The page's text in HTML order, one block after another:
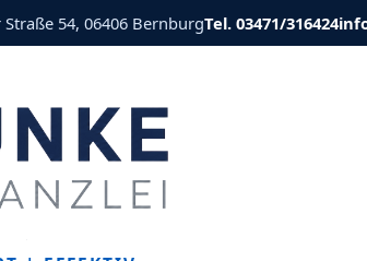
54, 06406 BernburgTel. 03471/316424